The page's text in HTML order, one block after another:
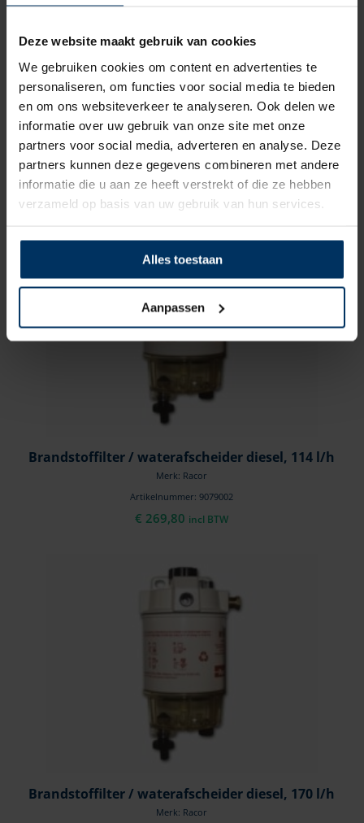
Deze website maakt gebruik van cookies
We gebruiken cookies om content en advertenties te
personaliseren, om functies voor social media te bieden
en om ons websiteverkeer te analyseren. Ook delen we
informatie over uw gebruik van onze site met onze
partners voor social media, adverteren en analyse. Deze
partners kunnen deze gegevens combineren met andere
informatie die u aan ze heeft verstrekt of die ze hebben
verzameld op basis van uw gebruik van hun services.
Alles toestaan
Aanpassen
Brandstof filter voor GHS4/GHS5
Artikelnummer: VF60058
€15,95 incl BTW
Brandstoffilter / waterafscheider diesel, 114 l/h
Merk: Racor
Artikelnummer: 9079002
€ 269,80 incl BTW
Brandstoffilter / waterafscheider diesel, 170 l/h
Merk: Racor